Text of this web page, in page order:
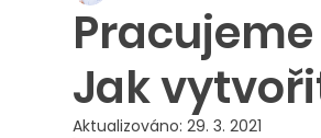
Jak
Aktualizováno: 29. 3. 2021